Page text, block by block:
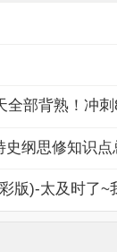
史纲思修知识点
版)-太及时了~